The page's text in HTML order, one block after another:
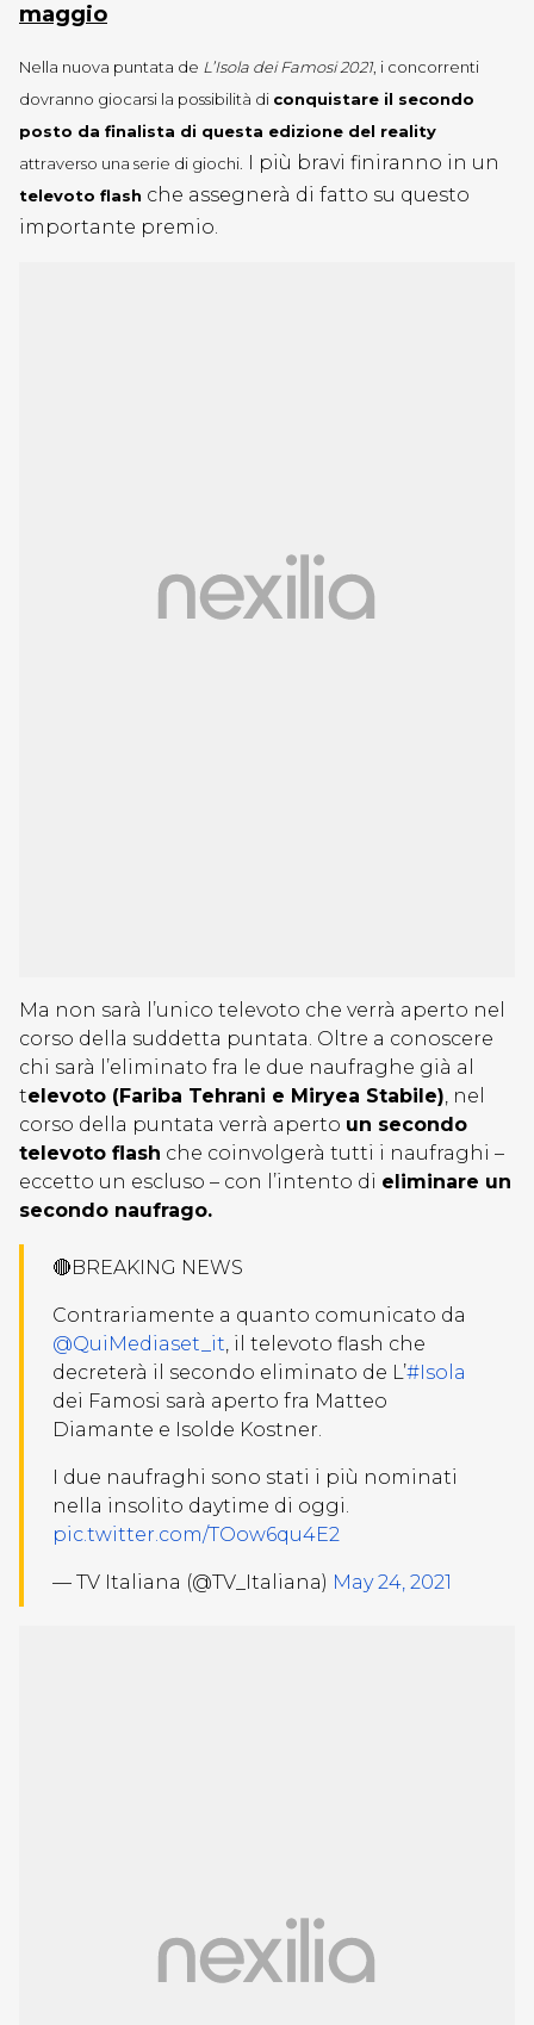
maggio
Nella nuova puntata de L’Isola dei Famosi 2021, i concorrenti
dovranno giocarsi la possibilità di conquistare il secondo
posto da finalista di questa edizione del reality
attraverso una serie di giochi. I più bravi finiranno in un
televoto flash che assegnerà di fatto su questo
importante premio.
Ma non sarà l’unico televoto che verrà aperto nel
corso della suddetta puntata. Oltre a conoscere
chi sarà l’eliminato fra le due naufraghe già al
televoto (Fariba Tehrani e Miryea Stabile), nel
corso della puntata verrà aperto un secondo
televoto flash che coinvolgerà tutti i naufraghi –
eccetto un escluso – con l’intento di eliminare un
secondo naufrago.
🔴BREAKING NEWS
Contrariamente a quanto comunicato da
@QuiMediaset_it, il televoto flash che
decreterà il secondo eliminato de L’#Isola
dei Famosi sarà aperto fra Matteo
Diamante e Isolde Kostner.
I due naufraghi sono stati i più nominati
nella insolito daytime di oggi.
pic.twitter.com/TOow6qu4E2
— TV Italiana (@TV_Italiana) May 24, 2021